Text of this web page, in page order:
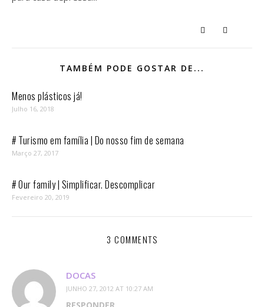
TAMBÉM PODE GOSTAR DE...
Menos plásticos já!
Julho 16, 2018
# Turismo em família | Do nosso fim de semana
Março 27, 2017
# Our family | Simplificar. Descomplicar
Fevereiro 20, 2019
3 COMMENTS
DOCAS
JUNHO 27, 2012 AT 10:27 AM